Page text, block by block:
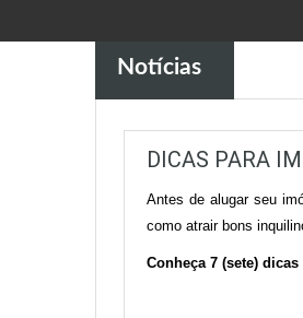
Notícias
DICAS PARA
Antes de alugar seu
como atrair bons
Conheça 7 (sete)